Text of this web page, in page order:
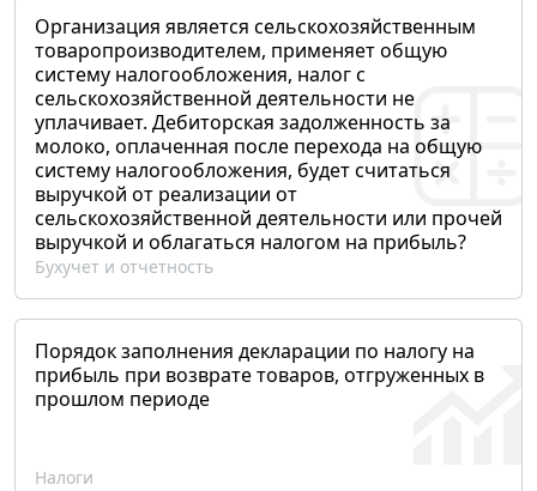
Организация является сельскохозяйственным
товаропроизводителем, применяет общую
систему налогообложения, налог с
сельскохозяйственной деятельности не
уплачивает. Дебиторская задолженность за
молоко, оплаченная после перехода на общую
систему налогообложения, будет считаться
выручкой от реализации от
сельскохозяйственной деятельности или прочей
выручкой и облагаться налогом на прибыль?
Бухучет и отчетность
Порядок заполнения декларации по налогу на
прибыль при возврате товаров, отгруженных в
прошлом периоде
Налоги